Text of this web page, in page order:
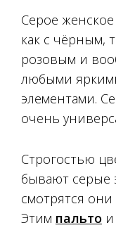
Серое
как с чёрным,
розовым и
любыми
элементами.
очень
Строгостью
бывают серые
смотрятся
Этим пальто